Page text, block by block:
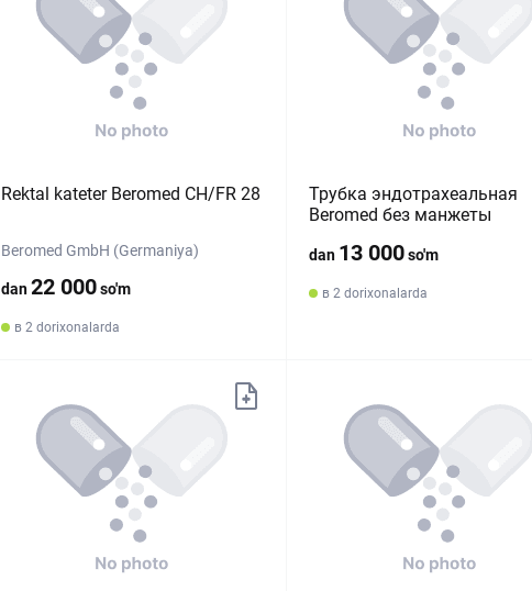
Rektal kateter Beromed CH/FR 28
Beromed GmbH (Germaniya)
dan22 000so'm
в 2 dorixonalarda
Трубка эндотрахеальная
Beromed без манжеты
dan 13 000so'm
в 2 dorixonalarda